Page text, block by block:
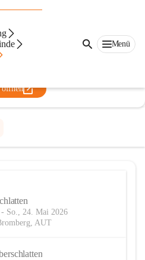
Menü
oberschlatten
So., 24. Mai 2026
AUT